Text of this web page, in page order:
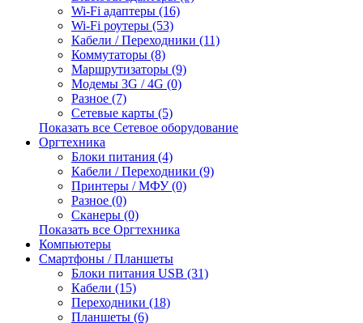
Wi-Fi адаптеры (16)
Wi-Fi роутеры (53)
Кабели / Переходники (11)
Коммутаторы (8)
Маршрутизаторы (9)
Модемы 3G / 4G (0)
Разное (7)
Сетевые карты (5)
Показать все Сетевое оборудование
Оргтехника
Блоки питания (4)
Кабели / Переходники (9)
Принтеры / МФУ (0)
Разное (0)
Сканеры (0)
Показать все Оргтехника
Компьютеры
Смартфоны / Планшеты
Блоки питания USB (31)
Кабели (15)
Переходники (18)
Планшеты (6)